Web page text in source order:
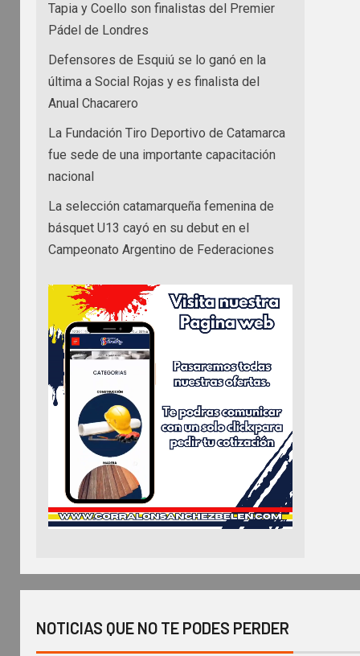
Tapia y Coello son finalistas del Premier
Pádel de Londres
Defensores de Esquiú se lo ganó en la
última a Social Rojas y es finalista del
Anual Chacarero
La Fundación Tiro Deportivo de Catamarca
fue sede de una importante capacitación
nacional
La selección catamarqueña femenina de
básquet U13 cayó en su debut en el
Campeonato Argentino de Federaciones
NOTICIAS QUE NO TE PODES PERDER